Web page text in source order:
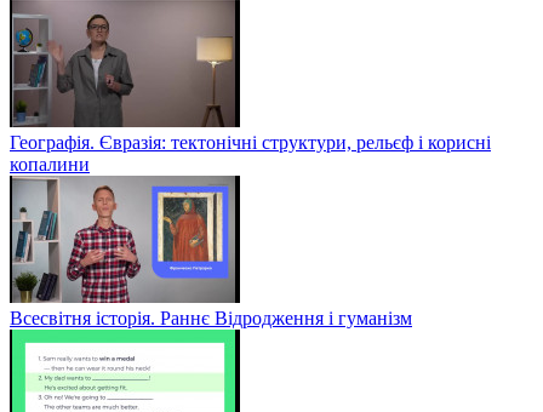
Географія. Євразія: тектонічні структури, рельєф і корисні
копалини
Всесвітня історія. Раннє Відродження і гуманізм